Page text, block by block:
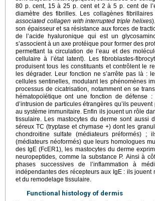
80 p. cent, 15 à 25 p. cent et 2 à 5 p. cent de
diamètre des fibrilles. Les collagènes
associated collagen with interrupted triple helixes
son épaisseur et sa résistance aux forces de
de l’acide hyaluronique qui est un
s’associent à un axe protéique pour former des
permettant la circulation de l’eau et des
cellulaire à l’état latent). Les fibroblastes-
produisent tous les constituants et contrôlent le
les dégrader. Leur fonction ne s’arrête pas là :
cellules sentinelles, modulant les phénomènes
processus de cicatrisation, notamment en se
hématopoïétique ont une fonction de défense
d’intrusion de particules étrangères qu’ils
au système immunitaire. Enfin ils jouent un rôle
tissulaire. Les mastocytes du derme sont aussi
séreux TC (tryptase et chymase +) dont les
chondroitine sulfate (médiateurs préformés)
(médiateurs néoformés) que leurs homologues
des IgE (FcER1), les mastocytes du derme
neuropeptides, comme la substance P. Ainsi à
phases successives de l’inflammation à
indépendantes des récepteurs aux IgE : ils
et du remodelage tissulaire.
Functional histology of dermis